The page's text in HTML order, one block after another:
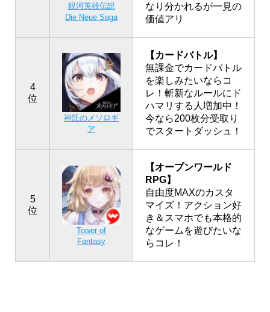
銀河英雄伝説
Die Neue Saga
なり分かれるが一見の
価値アリ
4
位
神託のメソロギ
ア
【カードバトル】
無課金でカードバトル
を楽しみたいならコ
レ！斬新なルールにド
ハマリする人増加中！
今なら200枚分受取り
でスタートダッシュ！
5
位
Tower of
Fantasy
【オープンワールド
RPG】
自由度MAXのカスタ
マイズ！アクション好
き＆スマホでも本格的
なゲームを遊びたいな
らコレ！